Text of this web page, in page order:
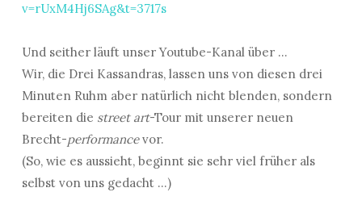
v=rUxM4Hj6SAg&t=3717s
Und seither läuft unser Youtube-Kanal über …
Wir, die Drei Kassandras, lassen uns von diesen drei
Minuten Ruhm aber natürlich nicht blenden, sondern
bereiten die street art-Tour mit unserer neuen
Brecht-performancevor.
(So, wie es aussieht, beginnt sie sehr viel früher als
selbst von uns gedacht …)